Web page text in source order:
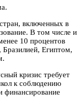
включенных в
В том числе и
10 процентов
Египтом,
кризис требует
к соблюдению
финансирование